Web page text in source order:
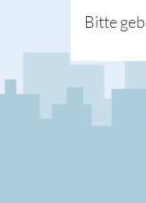
Bitte